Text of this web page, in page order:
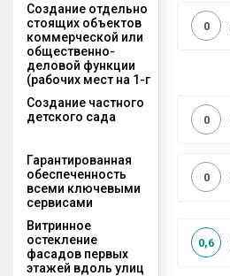
Создание отдельно
стоящих объектов
коммерческой или
общественно-
деловой функции
(рабочих мест на 1-г
0
Создание частного
детского сада
0
Гарантированная
обеспеченность
всеми ключевыми
сервисами
0
Витринное
остекление
фасадов первых
этажей вдоль улиц
0,6